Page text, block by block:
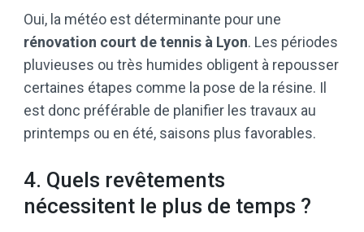
Oui, la météo est déterminante pour une
rénovation court de tennis à Lyon. Les périodes
pluvieuses ou très humides obligent à repousser
certaines étapes comme la pose de la résine. Il
est donc préférable de planifier les travaux au
printemps ou en été, saisons plus favorables.
4. Quels revêtements
nécessitent le plus de temps ?